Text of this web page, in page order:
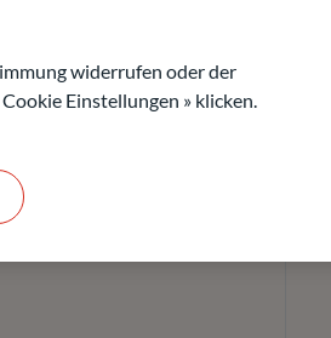
widerrufen oder der
Einstellungen » klicken.